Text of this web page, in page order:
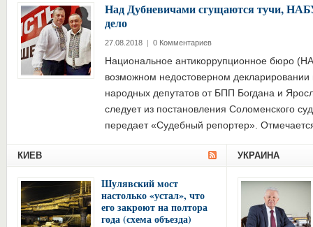
Над Дубневичами сгущаются тучи,
дело
27.08.2018 | 0 Комментариев
Национальное антикоррупционное бюро
возможном недостоверном
народных депутатов от БПП Богдана и
следует из постановления Соломенского
передает «Судебный репортер».
КИЕВ
Шулявский мост
настолько «устал», что
его закроют на полтора
года (схема объезда)
УКРАИНА